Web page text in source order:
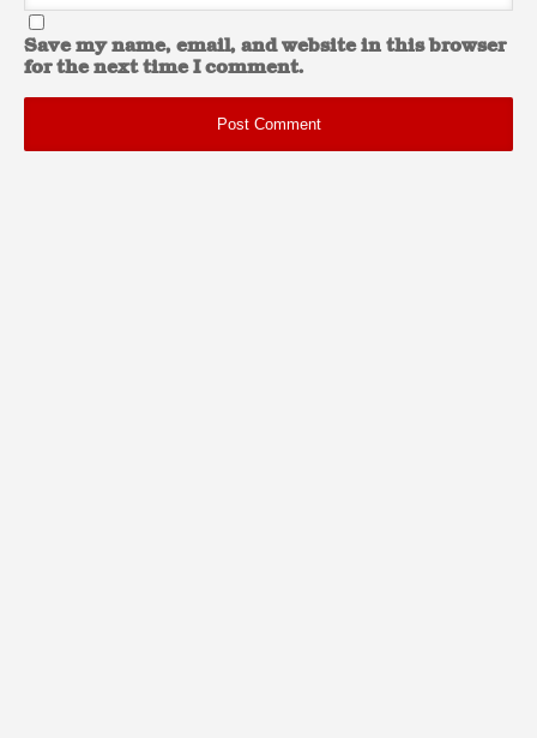
Save my name, email, and website in this browser
for the next time I comment.